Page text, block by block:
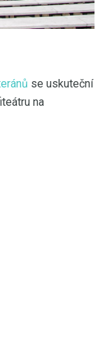
se uskuteční
na